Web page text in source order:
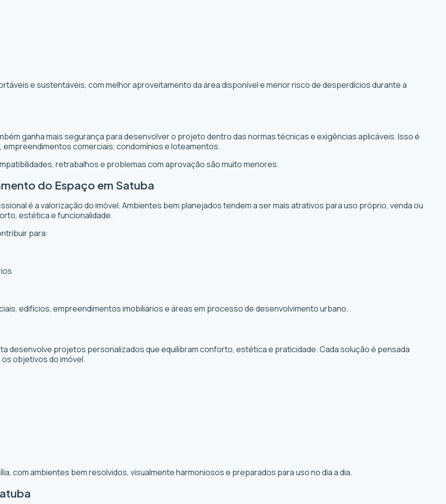
e sustentáveis, com melhor aproveitamento da área disponível e menor risco de desperdícios durante a
ganha mais segurança para desenvolver o projeto dentro das normas técnicas e exigências aplicáveis. Isso é
comerciais, condomínios e loteamentos.
retrabalhos e problemas com aprovação são muito menores.
do Espaço em Satuba
é a valorização do imóvel. Ambientes bem planejados tendem a ser mais atrativos para uso próprio, venda ou
estética e funcionalidade.
para:
edifícios, empreendimentos imobiliários e áreas em processo de desenvolvimento urbano.
desenvolve projetos personalizados que equilibram conforto, estética e praticidade. Cada solução é pensada
objetivos do imóvel.
com ambientes bem resolvidos, visualmente harmoniosos e preparados para uso no dia a dia.